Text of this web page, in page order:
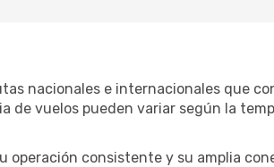
nacionales e internacionales que
de vuelos pueden variar según la
operación consistente y su amplia